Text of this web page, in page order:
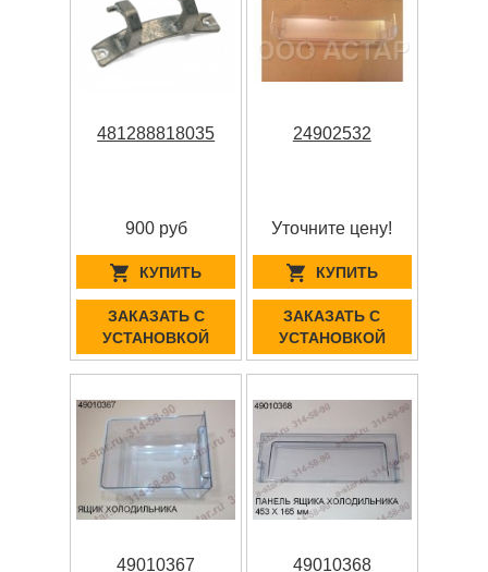
481288818035
900 руб
КУПИТЬ
ЗАКАЗАТЬ С
УСТАНОВКОЙ
24902532
Уточните цену!
КУПИТЬ
ЗАКАЗАТЬ С
УСТАНОВКОЙ
49010367 49010368